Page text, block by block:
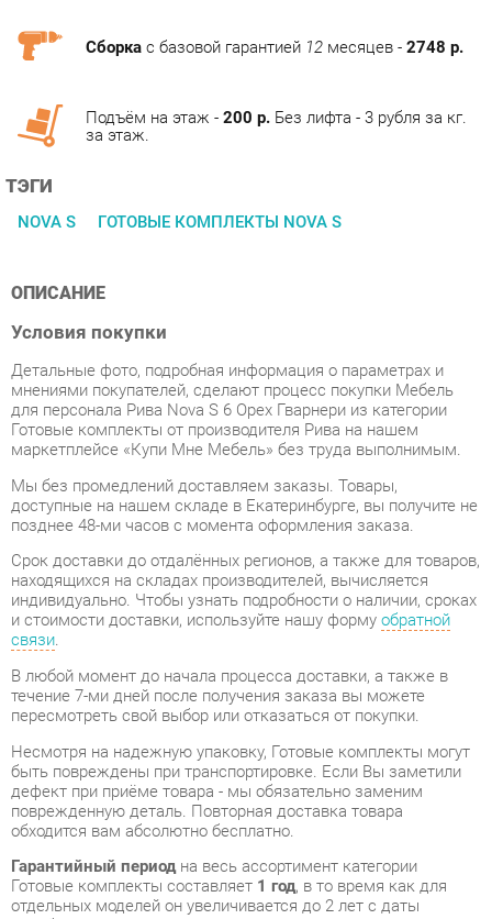
ТЭГИ
ОПИСАНИЕ
мнениями покупателей, сделают процесс покупки Мебель
для персонала Рива Nova S 6 Орех Гварнери из категории
Готовые комплекты от производителя Рива на нашем
маркетплейсе «Купи Мне Мебель» без труда выполнимым.
Мы без промедлений доставляем заказы. Товары,
доступные на нашем складе в Екатеринбурге, вы получите не
позднее 48-ми часов с момента оформления заказа.
Срок доставки до отдалённых регионов, а также для товаров,
находящихся на складах производителей, вычисляется
индивидуально. Чтобы узнать подробности о наличии, сроках
связи .
В любой момент до начала процесса доставки, а также в
течение 7-ми дней после получения заказа вы можете
пересмотреть свой выбор или отказаться от покупки.
Несмотря на надежную упаковку, Готовые комплекты могут
быть повреждены при транспортировке. Если Вы заметили
дефект при приёме товара - мы обязательно заменим
поврежденную деталь. Повторная доставка товара
обходится вам абсолютно бесплатно.
Гарантийный периодна весь ассортимент категории
Готовые комплекты составляет1 год, в то время как для
отдельных моделей он увеличивается до 2 лет с даты
приобретения.
Мебель для персонала Рива Nova S 6 Орех Гварнериот
компанииРиваявляется продуктом высокого качества,
полностью соответствующим современным